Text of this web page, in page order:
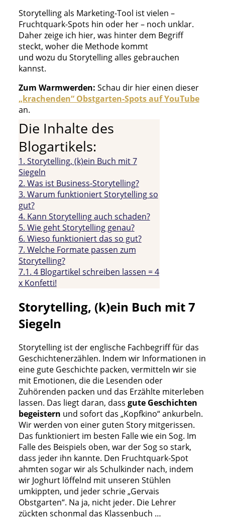
Storytelling als Marketing-Tool ist vielen –
Fruchtquark-Spots hin oder her – noch unklar.
Daher zeige ich hier, was hinter dem Begriff
steckt, woher die Methode kommt
und wozu du Storytelling alles gebrauchen
kannst.
Zum Warmwerden: Schau dir hier einen dieser
„krachenden“ Obstgarten-Spots auf YouTube
an.
Die Inhalte des
Blogartikels:
1. Storytelling, (k)ein Buch mit 7
Siegeln
2. Was ist Business-Storytelling?
3. Warum funktioniert Storytelling so
gut?
4. Kann Storytelling auch schaden?
5. Wie geht Storytelling genau?
6. Wieso funktioniert das so gut?
7. Welche Formate passen zum
Storytelling?
7.1. 4 Blogartikel schreiben lassen = 4
x Konfetti!
Storytelling, (k)ein Buch mit 7
Siegeln
Storytelling ist der englische Fachbegriff für das
Geschichtenerzählen. Indem wir Informationen in
eine gute Geschichte packen, vermitteln wir sie
mit Emotionen, die die Lesenden oder
Zuhörenden packen und das Erzählte miterleben
lassen. Das liegt daran, dass gute Geschichten
begeistern und sofort das „Kopfkino“ ankurbeln.
Wir werden von einer guten Story mitgerissen.
Das funktioniert im besten Falle wie ein Sog. Im
Falle des Beispiels oben, war der Sog so stark,
dass jeder ihn kannte. Den Fruchtquark-Spot
ahmten sogar wir als Schulkinder nach, indem
wir Joghurt löffelnd mit unseren Stühlen
umkippten, und jeder schrie „Gervais
Obstgarten“. Na ja, nicht jeder. Die Lehrer
zückten schonmal das Klassenbuch …